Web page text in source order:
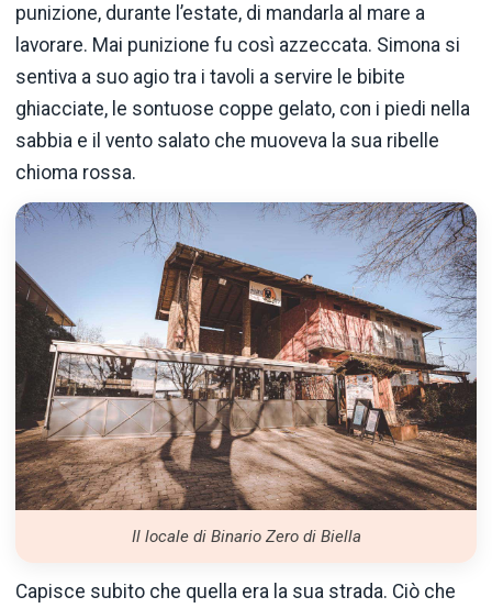
punizione, durante l’estate, di mandarla al mare a
lavorare. Mai punizione fu così azzeccata. Simona si
sentiva a suo agio tra i tavoli a servire le bibite
ghiacciate, le sontuose coppe gelato, con i piedi nella
sabbia e il vento salato che muoveva la sua ribelle
chioma rossa.
Il locale di Binario Zero di Biella
Capisce subito che quella era la sua strada. Ciò che